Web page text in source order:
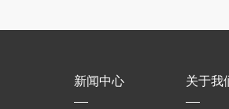
新闻中心 关于我